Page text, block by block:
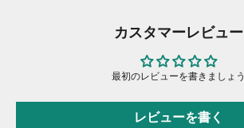
カスタマーレビュー
最初のレビューを書きましょう
レビューを書く